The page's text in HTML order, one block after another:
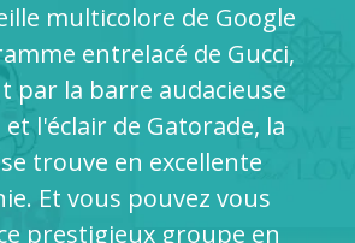
multicolore de Google
entrelacé de Gucci,
par la barre audacieuse
l'éclair de Gatorade, la
trouve en excellente
Et vous pouvez vous
prestigieux groupe en